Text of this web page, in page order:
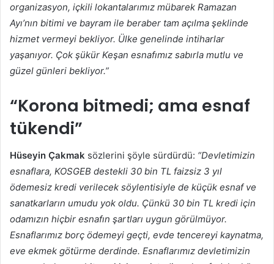
organizasyon, içkili lokantalarımız mübarek Ramazan
Ayı’nın bitimi ve bayram ile beraber tam açılma şeklinde
hizmet vermeyi bekliyor. Ülke genelinde intiharlar
yaşanıyor. Çok şükür Keşan esnafımız sabırla mutlu ve
güzel günleri bekliyor.”
“Korona bitmedi; ama esnaf
tükendi”
Hüseyin Çakmak sözlerini şöyle sürdürdü: “Devletimizin
esnaflara, KOSGEB destekli 30 bin TL faizsiz 3 yıl
ödemesiz kredi verilecek söylentisiyle de küçük esnaf ve
sanatkarların umudu yok oldu. Çünkü 30 bin TL kredi için
odamızın hiçbir esnafın şartları uygun görülmüyor.
Esnaflarımız borç ödemeyi geçti, evde tencereyi kaynatma,
eve ekmek götürme derdinde. Esnaflarımız devletimizin